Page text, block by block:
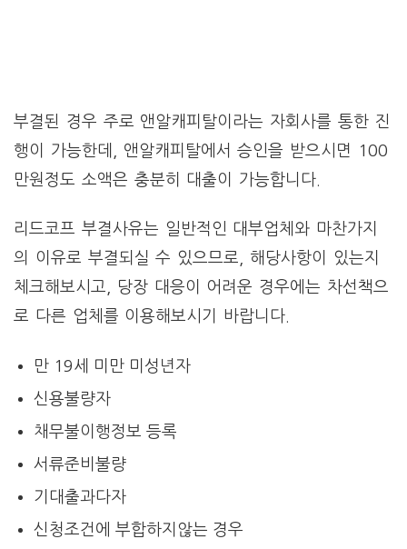
부결된 경우 주로 앤알캐피탈이라는 자회사를 통한 진
행이 가능한데, 앤알캐피탈에서 승인을 받으시면 100
만원정도 소액은 충분히 대출이 가능합니다.
리드코프 부결사유는 일반적인 대부업체와 마찬가지
의 이유로 부결되실 수 있으므로, 해당사항이 있는지
체크해보시고, 당장 대응이 어려운 경우에는 차선책으
로 다른 업체를 이용해보시기 바랍니다.
만 19세 미만 미성년자
신용불량자
채무불이행정보 등록
서류준비불량
기대출과다자
신청조건에 부합하지않는 경우